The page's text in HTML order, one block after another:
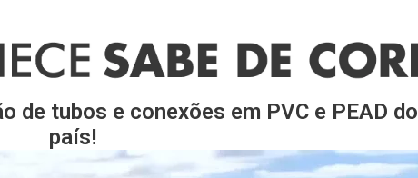
de tubos e conexões em PVC e PEAD do
país!